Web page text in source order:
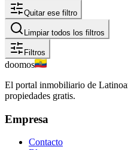
Quitar ese filtro
Limpiar todos los filtros
Filtros
doomos
El portal inmobiliario de
propiedades gratis.
Empresa
Contacto